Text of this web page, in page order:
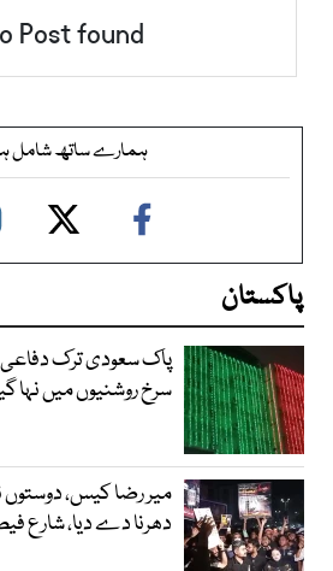
Post found
ہمارے ساتھ شامل
پاکستان
پاک سعودی ترک دفاعی
سرخ روشنیوں میں نہا
میر رضا کیس، دوستوں
دھرنا دے دیا، شارع